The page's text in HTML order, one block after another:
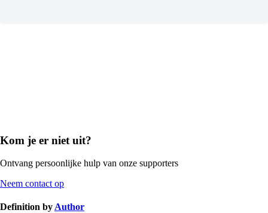
Kom je er niet uit?
Ontvang persoonlijke hulp van onze supporters
Neem contact op
Definition by Author